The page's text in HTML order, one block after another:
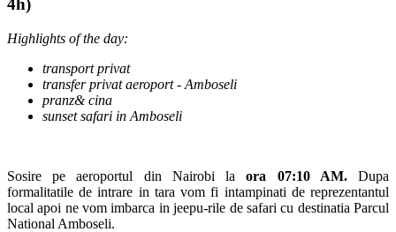
4h)
Highlights of the day:
transport privat
transfer privat aeroport - Amboseli
pranz& cina
sunset safari in Amboseli
Sosire pe aeroportul din Nairobi la ora 07:10 AM.Dupa
formalitatile de intrare in tara vom fi intampinati de reprezentantul
local apoi ne vom imbarca in jeepu-rile de safari cu destinatia Parcul
National Amboseli.